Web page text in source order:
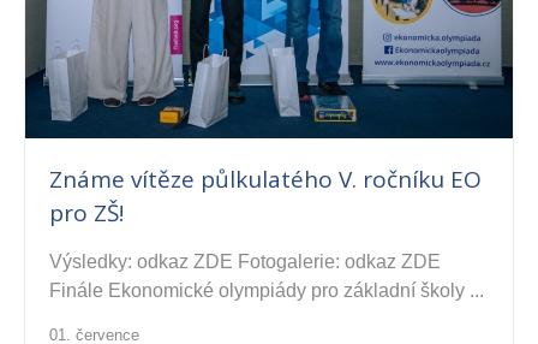
Známe vítěze půlkulatého V. ročníku EO
pro ZŠ!
Výsledky: odkaz ZDE Fotogalerie: odkaz ZDE
Finále Ekonomické olympiády pro základní školy ...
01. července